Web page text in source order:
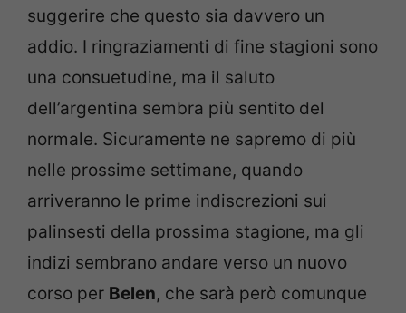
suggerire che questo sia davvero un
addio. I ringraziamenti di fine stagioni sono
una consuetudine, ma il saluto
dell’argentina sembra più sentito del
normale. Sicuramente ne sapremo di più
nelle prossime settimane, quando
arriveranno le prime indiscrezioni sui
palinsesti della prossima stagione, ma gli
indizi sembrano andare verso un nuovo
corso per Belen, che sarà però comunque